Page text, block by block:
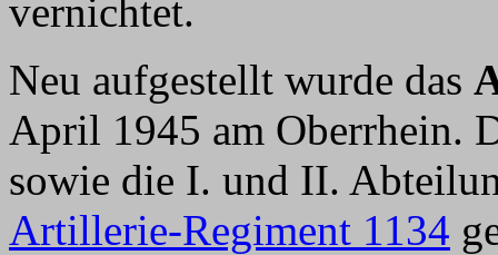
vernichtet.
Neu aufgestellt wurde das
April 1945 am Oberrhein.
sowie die I. und II.
Artillerie-Regiment 1134